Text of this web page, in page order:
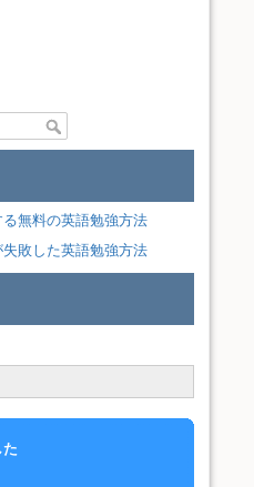
無料の英語勉強方法
敗した英語勉強方法